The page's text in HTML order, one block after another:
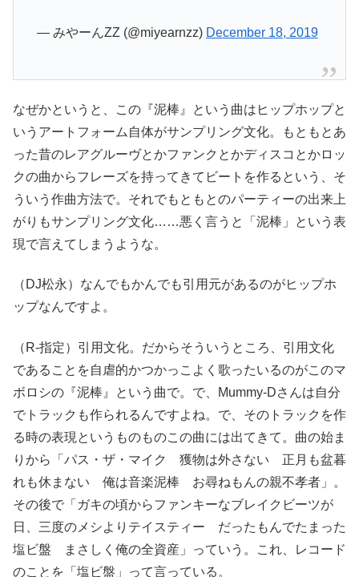
— みやーんZZ (@miyearnzz) December 18, 2019
なぜかというと、この『泥棒』という曲はヒップホップと
いうアートフォーム自体がサンプリング文化。もともとあ
った昔のレアグルーヴとかファンクとかディスコとかロッ
クの曲からフレーズを持ってきてビートを作るという、そ
ういう作曲方法で。それでもともとのパーティーの出来上
がりもサンプリング文化……悪く言うと「泥棒」という表
現で言えてしまうような。
（DJ松永）なんでもかんでも引用元があるのがヒップホ
ップなんですよ。
（R-指定）引用文化。だからそういうところ、引用文化
であることを自虐的かつかっこよく歌ったいるのがこのマ
ボロシの『泥棒』という曲で。で、Mummy-Dさんは自分
でトラックも作られるんですよね。で、そのトラックを作
る時の表現というものものこの曲には出てきて。曲の始ま
りから「パス・ザ・マイク 獲物は外さない 正月も盆暮
れも休まない 俺は音楽泥棒 お尋ねもんの親不孝者」。
その後で「ガキの頃からファンキーなブレイクビーツが
日、三度のメシよりテイスティー だったもんでたまった
塩ビ盤 まさしく俺の全資産」っていう。これ、レコード
のことを「塩ビ盤」って言っている。